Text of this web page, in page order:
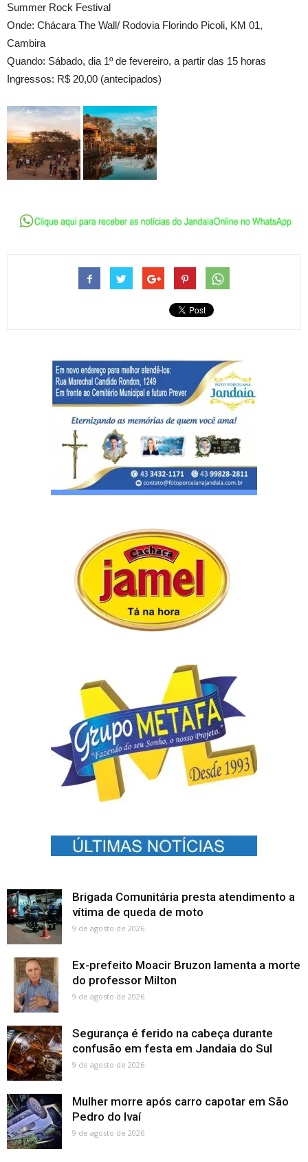
Summer Rock Festival
Onde: Chácara The Wall/ Rodovia Florindo Picoli, KM 01,
Cambira
Quando: Sábado, dia 1º de fevereiro, a partir das 15 horas
Ingressos: R$ 20,00 (antecipados)
Brigada Comunitária presta atendimento a
vítima de queda de moto
9 de agosto de 2026
Ex-prefeito Moacir Bruzon lamenta a morte
do professor Milton
9 de agosto de 2026
Segurança é ferido na cabeça durante
confusão em festa em Jandaia do Sul
9 de agosto de 2026
Mulher morre após carro capotar em São
Pedro do Ivaí
9 de agosto de 2026